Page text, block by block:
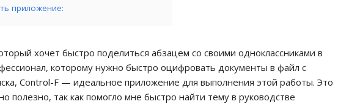
приложение:
хочет быстро поделиться абзацем со своими одноклассниками в
которому нужно быстро оцифровать документы в файл с
Control-F — идеальное приложение для выполнения этой работы. Это
полезно, так как помогло мне быстро найти тему в руководстве